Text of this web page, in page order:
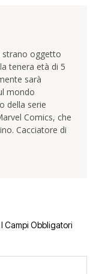
strano oggetto
tenera età di 5
sarà
mondo
della serie
Comics, che
Cacciatore di
I Campi Obbligatori